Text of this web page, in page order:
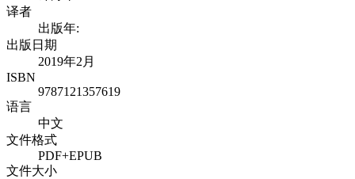
译者
出版年:
出版日期
2019年2月
ISBN
9787121357619
语言
中文
文件格式
PDF+EPUB
文件大小